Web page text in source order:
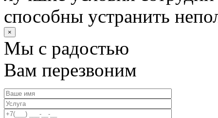
способны устранить
×
Мы с радостью
Вам перезвоним